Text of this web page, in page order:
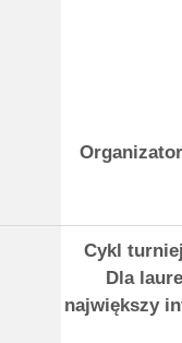
Cykl
Dla
największy